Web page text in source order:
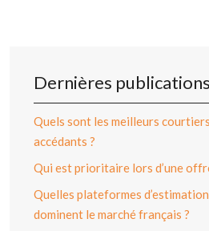
Dernières publications
Quels sont les meilleurs
accédants ?
Qui est prioritaire lors d’une
Quelles plateformes
dominent le marché français ?